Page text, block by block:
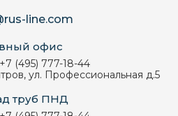
line.com
офис
+7 (495) 777-18-44
ул. Профессиональная д.5
труб ПНД